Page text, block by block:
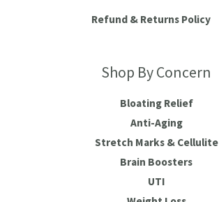
Refund & Returns Policy
Shop By Concern
Bloating Relief
Anti-Aging
Stretch Marks & Cellulite
Brain Boosters
UTI